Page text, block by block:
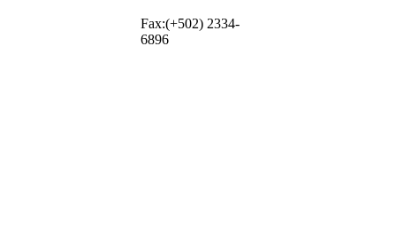
Fax:(+502) 2334-
6896